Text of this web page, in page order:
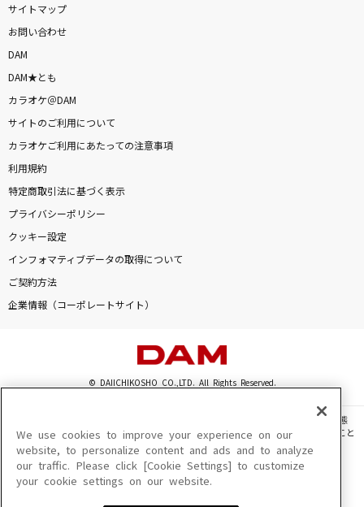
サイトマップ
お問い合わせ
DAM
DAM★とも
カラオケ＠DAM
サイトのご利用について
カラオケご利用にあたっての注意事項
利用規約
特定商取引法に基づく表示
プライバシーポリシー
クッキー設定
インフォマティブデータの取得について
ご契約方法
企業情報（コーポレートサイト）
© DAIICHIKOSHO CO.,LTD. All Rights Reserved.
このサイトに掲載されている一切の文章・画像・写真・動画・音声等を、手段や形態
を問わず、著作権法の定める範囲を超えて無断で複製、転載、ファイル化などすること
を禁じます。
楽曲及びコンテンツは、機種によりご利用いただけない場合があります。
楽曲及びコンテンツの配信日、配信内容が変更になる場合があります。
We use cookies to improve your experience on our
website, to personalize content and ads and to analyze
our traffic. Please click [Cookie Settings] to customize
your cookie settings on our website.